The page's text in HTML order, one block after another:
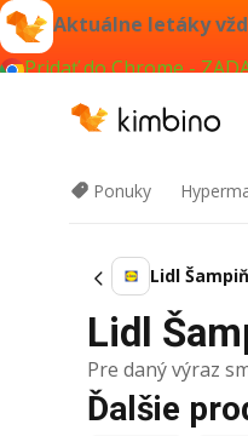
Aktuálne letáky
Pridať do Chrome -
Ponuky
Lidl
Lidl
Pre daný výraz
Ďalšie